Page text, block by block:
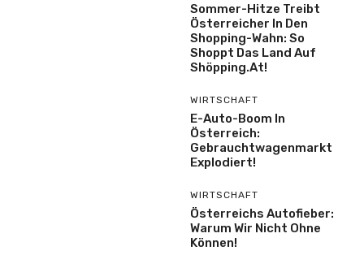
Sommer-Hitze Treibt
Österreicher In Den
Shopping-Wahn: So
Shoppt Das Land Auf
Shöpping.at!
WIRTSCHAFT
E-Auto-Boom In
Österreich:
Gebrauchtwagenmarkt
Explodiert!
WIRTSCHAFT
Österreichs Autofieber:
Warum Wir Nicht Ohne
Können!